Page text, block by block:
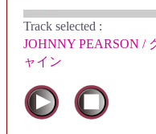
Track selected :
JOHNNY PEARSON /
ャイン